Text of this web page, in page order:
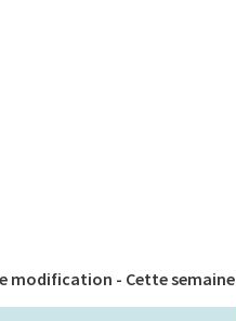
national
modification - Cette semaine